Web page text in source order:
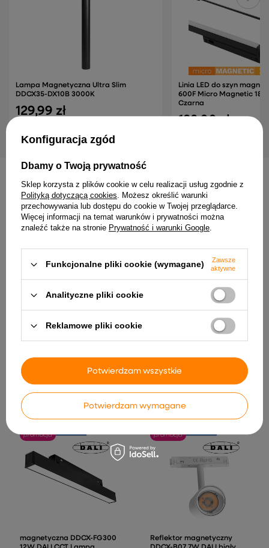
Lampa Magnetyczna Ultra Slim
DDCX35-DX10B 3000K
129,99 zł
Linia LED do szyn
600F Micro Magnetic
Czarna
132,00 zł
INNE PRODUKTY PRODUCENTA
promocja
Reflektor spot do szyn
DDCX-B15 - TYP B
247,00 zł
Najniższa cena z 30 dni przed
obniżką:269,99 zł
273,99 zł
-10%
promocja
magnetycznych DDCX-B07-
TY Tuya 7W Biały CCT
189,00 zł
Najniższa cena z 30 dni przed
promocja
magnetyczna DDCX-FG300
promocja
Reflektor magnetyczny
Konfiguracja zgód
Dbamy o Twoją prywatność
Sklep korzysta z plików cookie w celu realizacji usług zgodnie z
Polityką dotyczącą cookies. Możesz określić warunki
przechowywania lub dostępu do cookie w Twojej przeglądarce.
Więcej informacji na temat warunków i prywatności można
znaleźć także na stronie Prywatność i warunki Google.
Funkcjonalne pliki cookie (wymagane)
Zawsze
aktywne
Analityczne pliki cookie
Reklamowe pliki cookie
Potwierdzam wymagane
Potwierdzam wszystkie